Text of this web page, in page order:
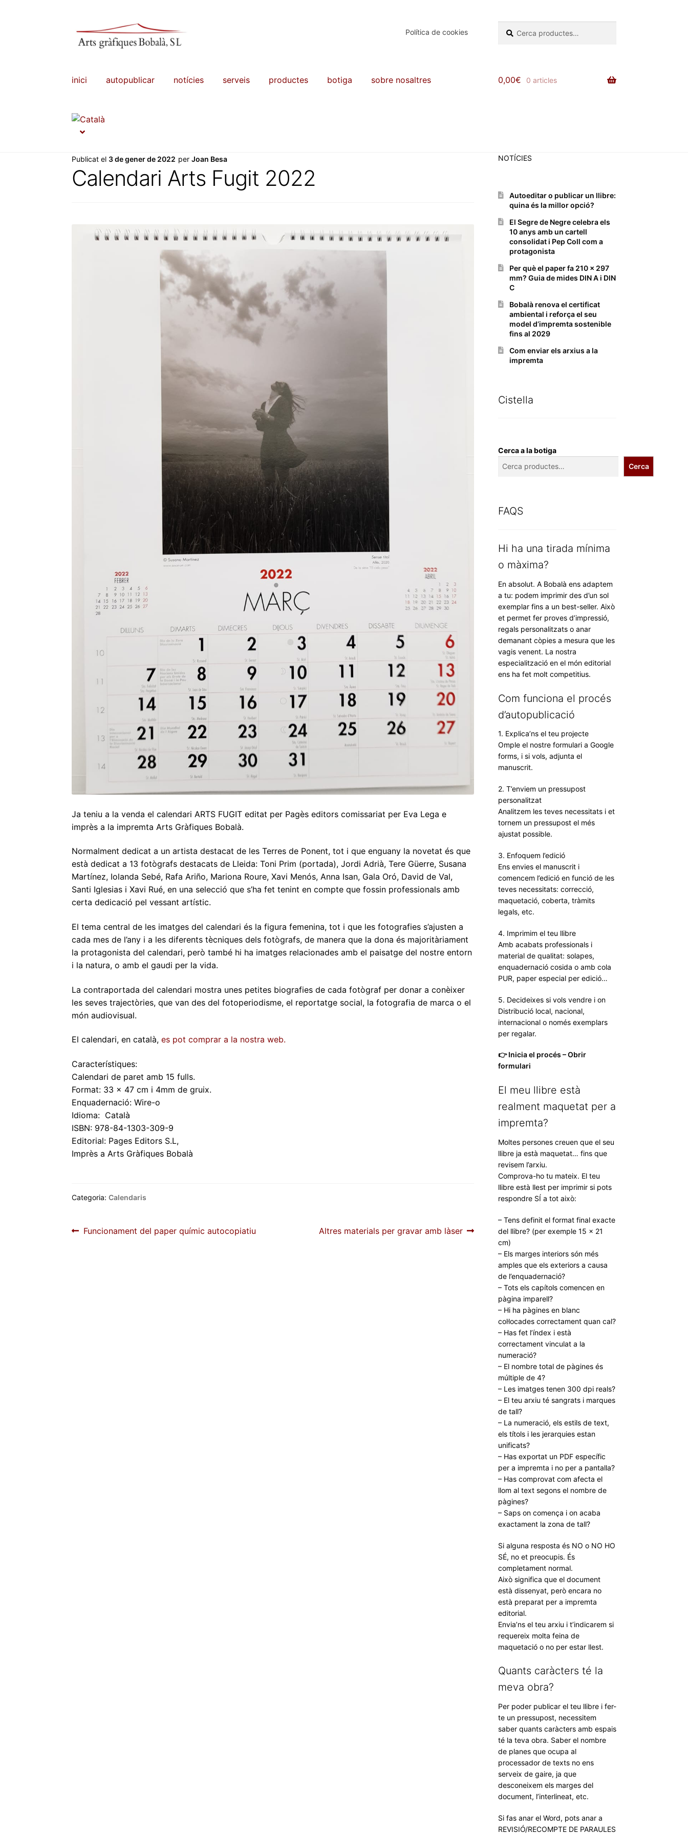
Política de cookies
inici autopublicar notícies serveis productes botiga sobre nosaltres 0,00€ 0 articles
Publicat el 3 de gener de 2022 perJoan Besa
Calendari Arts Fugit 2022
Ja teniu a la venda el calendari ARTS FUGIT editat per Pagès editors comissariat per Eva Lega e
imprès a la impremta Arts Gràfiques Bobalà.
Normalment dedicat a un artista destacat de les Terres de Ponent, tot i que enguany la novetat és que
està dedicat a 13 fotògrafs destacats de Lleida: Toni Prim (portada), Jordi Adrià, Tere Güerre, Susana
Martínez, Iolanda Sebé, Rafa Ariño, Mariona Roure, Xavi Menós, Anna Isan, Gala Oró, David de Val,
Santi Iglesias i Xavi Rué, en una selecció que s’ha fet tenint en compte que fossin professionals amb
certa dedicació pel vessant artístic.
El tema central de les imatges del calendari és la figura femenina, tot i que les fotografies s’ajusten a
cada mes de l’any i a les diferents tècniques dels fotògrafs, de manera que la dona és majoritàriament
la protagonista del calendari, però també hi ha imatges relacionades amb el paisatge del nostre entorn
i la natura, o amb el gaudi per la vida.
La contraportada del calendari mostra unes petites biografies de cada fotògraf per donar a conèixer
les seves trajectòries, que van des del fotoperiodisme, el reportatge social, la fotografia de marca o el
món audiovisual.
El calendari, en català,es pot comprar a la nostra web.
Característiques:
Calendari de paret amb 15 fulls.
Format: 33 x 47 cm i 4mm de gruix.
Enquadernació: Wire-o
Idioma: ‎ Català
ISBN: 978-84-1303-309-9
Editorial: Pages Editors S.L,
Imprès a Arts Gràfiques Bobalà
Categoria:Calendaris
Navegació
Entrada
Funcionament del paper químic autocopiatiu
Pròxima
Altres materials per gravar amb làser
NOTÍCIES
Autoeditar o publicar un llibre:
quina és la millor opció?
El Segre de Negre celebra els
10 anys amb un cartell
consolidat i Pep Coll com a
protagonista
Per què el paper fa 210 x 297
mm? Guia de mides DIN A i DIN
C
Bobalà renova el certificat
ambiental i reforça el seu
model d’impremta sostenible
fins al 2029
Com enviar els arxius a la
impremta
Cistella
Cerca a la botiga
Cerca
FAQS
Hi ha una tirada mínima
o màxima?
En absolut. A Bobalà ens adaptem
a tu: podem imprimir des d’un sol
exemplar fins a un best-seller. Això
et permet fer proves d’impressió,
regals personalitzats o anar
demanant còpies a mesura que les
vagis venent. La nostra
especialització en el món editorial
ens ha fet molt competitius.
Com funciona el procés
d’autopublicació
1. Explica’ns el teu projecte
Omple el nostre formulari a Google
forms, i si vols, adjunta el
manuscrit.
2. T’enviem un pressupost
personalitzat
Analitzem les teves necessitats i et
tornem un pressupost el més
ajustat possible.
3. Enfoquem l’edició
Ens envies el manuscrit i
comencem l’edició en funció de les
teves necessitats: correcció,
maquetació, coberta, tràmits
legals, etc.
4. Imprimim el teu llibre
Amb acabats professionals i
material de qualitat: solapes,
enquadernació cosida o amb cola
PUR, paper especial per edició…
5. Decideixes si vols vendre i on
Distribució local, nacional,
internacional o només exemplars
per regalar.
👉 Inicia el procés – Obrir
formulari
El meu llibre està
realment maquetat per a
impremta?
Moltes persones creuen que el seu
llibre ja està maquetat… fins que
revisem l’arxiu.
Comprova-ho tu mateix. El teu
llibre està llest per imprimir si pots
respondre SÍ a tot això:
– Tens definit el format final exacte
del llibre? (per exemple 15 × 21
cm)
– Els marges interiors són més
amples que els exteriors a causa
de l’enquadernació?
– Tots els capítols comencen en
pàgina imparell?
– Hi ha pàgines en blanc
col·locades correctament quan cal?
– Has fet l’índex i està
correctament vinculat a la
numeració?
– El nombre total de pàgines és
múltiple de 4?
– Les imatges tenen 300 dpi reals?
– El teu arxiu té sangrats i marques
de tall?
– La numeració, els estils de text,
els títols i les jerarquies estan
unificats?
– Has exportat un PDF específic
per a impremta i no per a pantalla?
– Has comprovat com afecta el
llom al text segons el nombre de
pàgines?
– Saps on comença i on acaba
exactament la zona de tall?
Si alguna resposta és NO o NO HO
SÉ, no et preocupis. És
completament normal.
Això significa que el document
està dissenyat, però encara no
està preparat per a impremta
editorial.
Envia’ns el teu arxiu i t’indicarem si
requereix molta feina de
maquetació o no per estar llest.
Quants caràcters té la
meva obra?
Per poder publicar el teu llibre i fer-
te un pressupost, necessitem
saber quants caràcters amb espais
té la teva obra. Saber el nombre
de planes que ocupa al
processador de texts no ens
serveix de gaire, ja que
desconeixem els marges del
document, l’interlineat, etc.
Si fas anar el Word, pots anar a
REVISIÓ/RECOMPTE DE PARAULES